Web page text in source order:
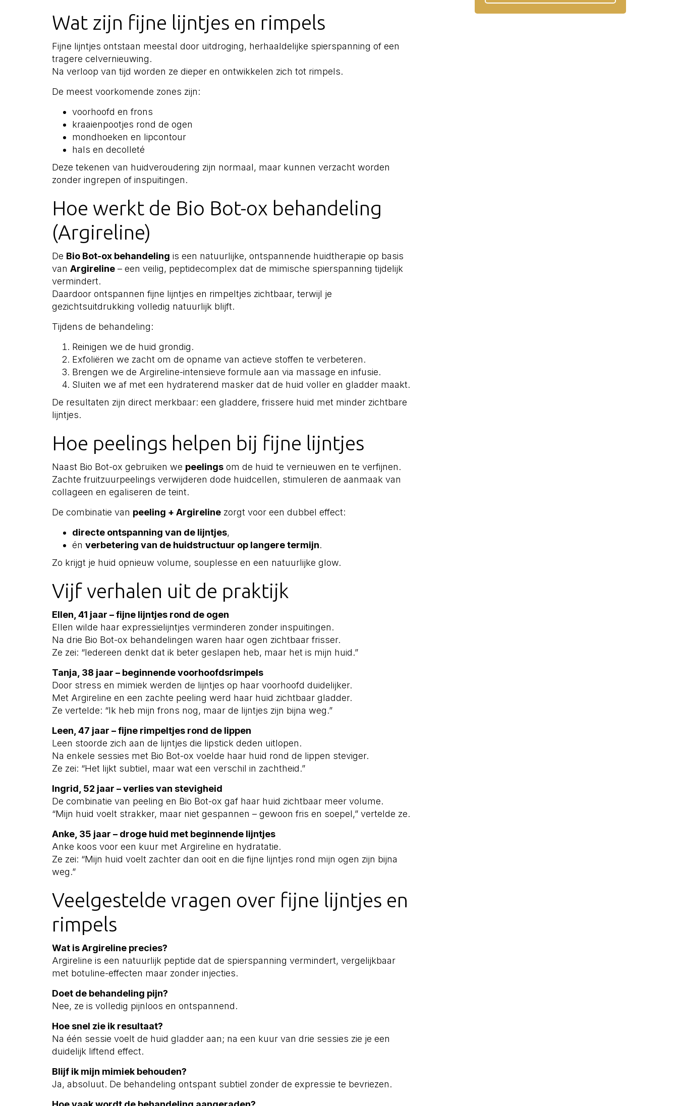
Wat zijn fijne lijntjes en rimpels
Fijne lijntjes ontstaan meestal door uitdroging, herhaaldelijke spierspanning of een
tragere celvernieuwing.
Na verloop van tijd worden ze dieper en ontwikkelen zich tot rimpels.
De meest voorkomende zones zijn:
voorhoofd en frons
kraaienpootjes rond de ogen
mondhoeken en lipcontour
hals en decolleté
Deze tekenen van huidveroudering zijn normaal, maar kunnen verzacht worden
zonder ingrepen of inspuitingen.
Hoe werkt de Bio Bot-ox behandeling
(Argireline)
De Bio Bot-ox behandeling is een natuurlijke, ontspannende huidtherapie op basis
van Argireline – een veilig, peptidecomplex dat de mimische spierspanning tijdelijk
vermindert.
Daardoor ontspannen fijne lijntjes en rimpeltjes zichtbaar, terwijl je
gezichtsuitdrukking volledig natuurlijk blijft.
Tijdens de behandeling:
Reinigen we de huid grondig.
Exfoliëren we zacht om de opname van actieve stoffen te verbeteren.
Brengen we de Argireline-intensieve formule aan via massage en infusie.
Sluiten we af met een hydraterend masker dat de huid voller en gladder maakt.
De resultaten zijn direct merkbaar: een gladdere, frissere huid met minder zichtbare
lijntjes.
Hoe peelings helpen bij fijne lijntjes
Naast Bio Bot-ox gebruiken we peelings om de huid te vernieuwen en te verfijnen.
Zachte fruitzuurpeelings verwijderen dode huidcellen, stimuleren de aanmaak van
collageen en egaliseren de teint.
De combinatie van peeling + Argireline zorgt voor een dubbel effect:
directe ontspanning van de lijntjes,
én verbetering van de huidstructuur op langere termijn.
Zo krijgt je huid opnieuw volume, souplesse en een natuurlijke glow.
Vijf verhalen uit de praktijk
Ellen, 41 jaar – fijne lijntjes rond de ogen
Ellen wilde haar expressielijntjes verminderen zonder inspuitingen.
Na drie Bio Bot-ox behandelingen waren haar ogen zichtbaar frisser.
Ze zei: “Iedereen denkt dat ik beter geslapen heb, maar het is mijn huid.”
Tanja, 38 jaar – beginnende voorhoofdsrimpels
Door stress en mimiek werden de lijntjes op haar voorhoofd duidelijker.
Met Argireline en een zachte peeling werd haar huid zichtbaar gladder.
Ze vertelde: “Ik heb mijn frons nog, maar de lijntjes zijn bijna weg.”
Leen, 47 jaar – fijne rimpeltjes rond de lippen
Leen stoorde zich aan de lijntjes die lipstick deden uitlopen.
Na enkele sessies met Bio Bot-ox voelde haar huid rond de lippen steviger.
Ze zei: “Het lijkt subtiel, maar wat een verschil in zachtheid.”
Ingrid, 52 jaar – verlies van stevigheid
De combinatie van peeling en Bio Bot-ox gaf haar huid zichtbaar meer volume.
“Mijn huid voelt strakker, maar niet gespannen – gewoon fris en soepel,” vertelde ze.
Anke, 35 jaar – droge huid met beginnende lijntjes
Anke koos voor een kuur met Argireline en hydratatie.
Ze zei: “Mijn huid voelt zachter dan ooit en die fijne lijntjes rond mijn ogen zijn bijna
weg.”
Veelgestelde vragen over fijne lijntjes en
rimpels
Wat is Argireline precies?
Argireline is een natuurlijk peptide dat de spierspanning vermindert, vergelijkbaar
met botuline-effecten maar zonder injecties.
Doet de behandeling pijn?
Nee, ze is volledig pijnloos en ontspannend.
Hoe snel zie ik resultaat?
Na één sessie voelt de huid gladder aan; na een kuur van drie sessies zie je een
duidelijk liftend effect.
Blijf ik mijn mimiek behouden?
Ja, absoluut. De behandeling ontspant subtiel zonder de expressie te bevriezen.